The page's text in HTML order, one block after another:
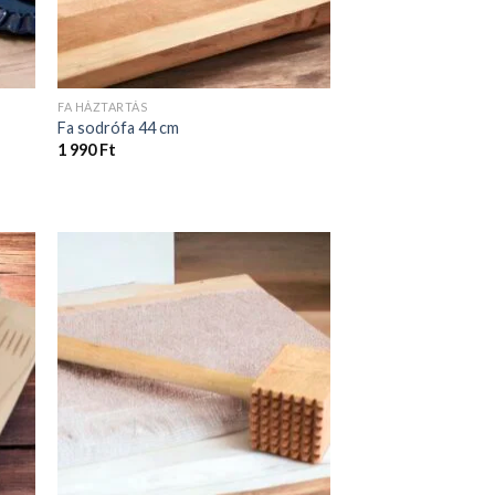
FA HÁZTARTÁS
Fa sodrófa 44 cm
1 990Ft